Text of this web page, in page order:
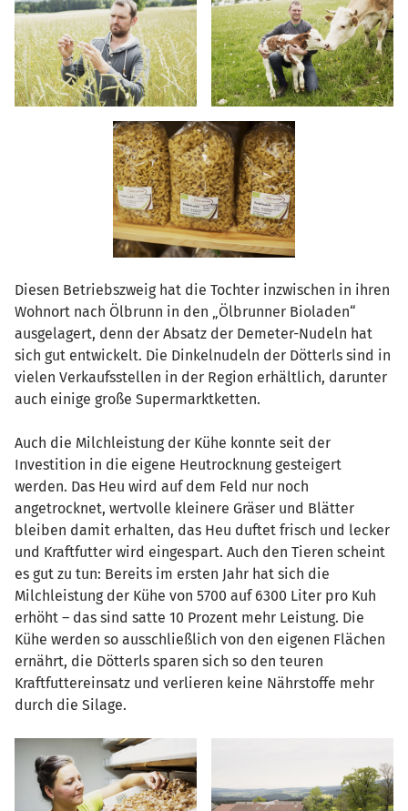
Diesen Betriebszweig hat die Tochter inzwischen in ihren
Wohnort nach Ölbrunn in den „Ölbrunner Bioladen“
ausgelagert, denn der Absatz der Demeter-Nudeln hat
sich gut entwickelt. Die Dinkelnudeln der Dötterls sind in
vielen Verkaufsstellen in der Region erhältlich, darunter
auch einige große Supermarktketten.
Auch die Milchleistung der Kühe konnte seit der
Investition in die eigene Heutrocknung gesteigert
werden. Das Heu wird auf dem Feld nur noch
angetrocknet, wertvolle kleinere Gräser und Blätter
bleiben damit erhalten, das Heu duftet frisch und lecker
und Kraftfutter wird eingespart. Auch den Tieren scheint
es gut zu tun: Bereits im ersten Jahr hat sich die
Milchleistung der Kühe von 5700 auf 6300 Liter pro Kuh
erhöht – das sind satte 10 Prozent mehr Leistung. Die
Kühe werden so ausschließlich von den eigenen Flächen
ernährt, die Dötterls sparen sich so den teuren
Kraftfuttereinsatz und verlieren keine Nährstoffe mehr
durch die Silage.